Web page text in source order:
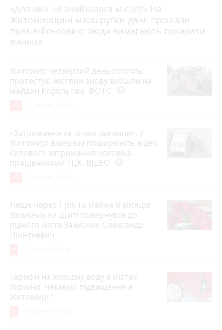
«Для них не знайшлося місця?» На
Житомирщині маршрутки двічі проїхали
повз військових: люди вимагають покарати
винних
17 липня 2026 р.
Житомир четвертий день поспіль
протестує: містяни знову вийшли на
майдан Корольова. ФОТО
«Затримання за лічені хвилини»: у
Житомирі в мережі поширюють відео
силового затримання чоловіка
працівниками ТЦК. ВІДЕО
Лише через 1 рік та майже 8 місяців
Захисник на Щиті повернувся до
рідного міста Захисник Олександр
Піонткевич
Тарифи на холодну воду в містах
України. Чекаємо підвищення в
Житомирі?